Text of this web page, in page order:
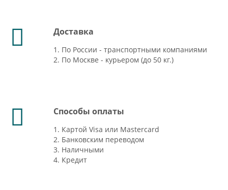
Доставка
1. По России - транспортными компаниями
2. По Москве - курьером (до 50 кг.)
Способы оплаты
1. Картой Visa или Mastercard
2. Банковским переводом
3. Наличными
4. Кредит